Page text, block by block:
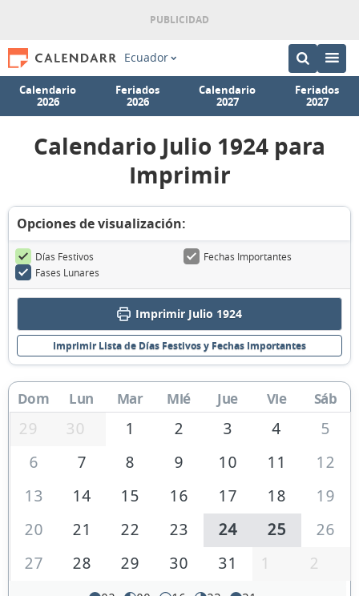
Ecuador
Calendario
2026
Feriados
2026
Calendario
2027
Feriados
2027
Calendario Julio 1924 para
Imprimir
Opciones de visualización:
Días Festivos
Fechas Importantes
Fases Lunares
Imprimir Julio 1924
Imprimir Lista de Días Festivos y Fechas Importantes
Dom Lun Mar Mié Jue Vie Sáb
29 30 1 2 3 4
5
6
7 8 9 10 11
12
13
14 15 16 17 18
19
20
21 22 23 24 25
26
27
28 29 30 31 1 2